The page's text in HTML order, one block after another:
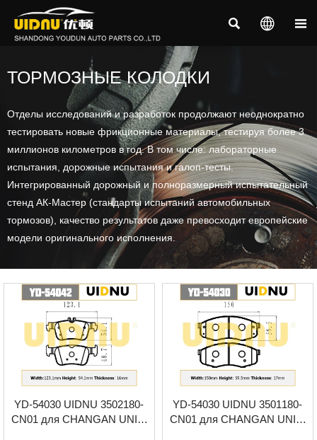
  
ТОРМОЗНЫЕ КОЛОДКИ
Отделы исследований и разработок продолжают неоднократно
тестировать новые фрикционные материалы, тестируя более 3
миллионов километров в год. В том числе: лабораторные
испытания, дорожные испытания и галоп-тесты.
Интегрированный дорожный и полноразмерный испытательный
стенд АК-Мастер (стандарты испытаний автомобильных
тормозов), качество результатов даже превосходит европейские
модели оригинального исполнения.
YD-54030 UIDNU 3502180-
CN01 для CHANGAN UNI-T
YD-54030 UIDNU 3501180-
CN01 для CHANGAN UNI-T